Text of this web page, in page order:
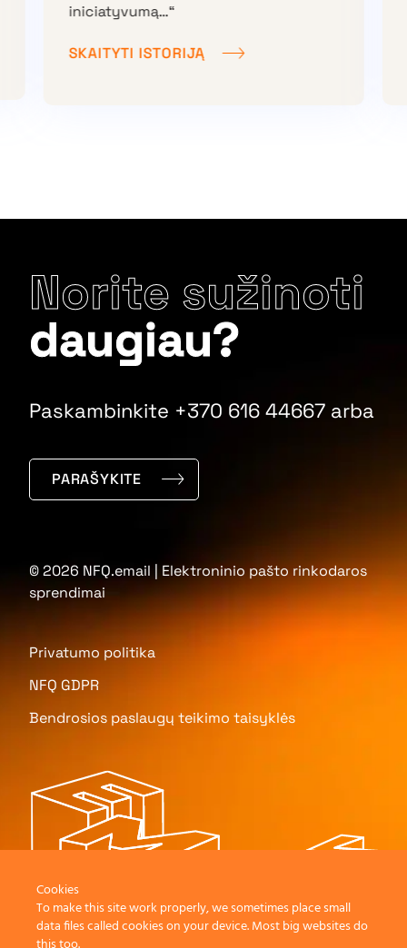
iniciatyvumą…“
SKAITYTI ISTORIJĄ
Norite sužinoti
daugiau?
Paskambinkite +370 616 44667 arba
PARAŠYKITE
© 2026 NFQ.email | Elektroninio pašto rinkodaros
sprendimai
Privatumo politika
NFQ GDPR
Bendrosios paslaugų teikimo taisyklės
Cookies
To make this site work properly, we sometimes place small
data files called cookies on your device. Most big websites do